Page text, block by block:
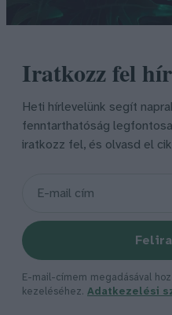
Iratkozz fel
Heti hírlevelünk segít
fenntarthatóság
iratkozz fel, és olvasd el
E-mail-címem megadásával
kezeléséhez. Adatkezelési